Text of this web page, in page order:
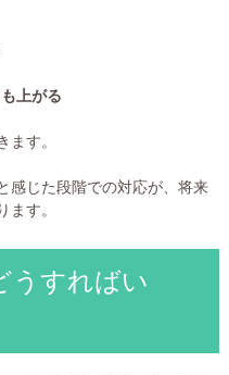
上がる
ます。
感じた段階での対応が、将来
す。
うすればい